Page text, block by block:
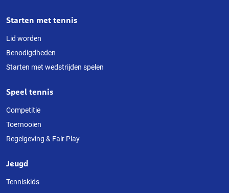
Starten met tennis
Lid worden
Benodigdheden
Starten met wedstrijden spelen
Speel tennis
Competitie
Toernooien
Regelgeving & Fair Play
Jeugd
Tenniskids